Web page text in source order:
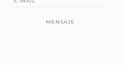
MENSAJE